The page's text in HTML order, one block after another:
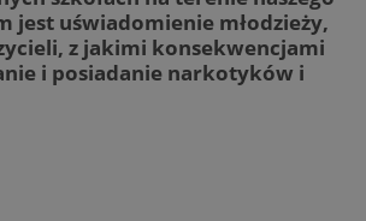
jest uświadomienie młodzieży,
z jakimi konsekwencjami
i posiadanie narkotyków i